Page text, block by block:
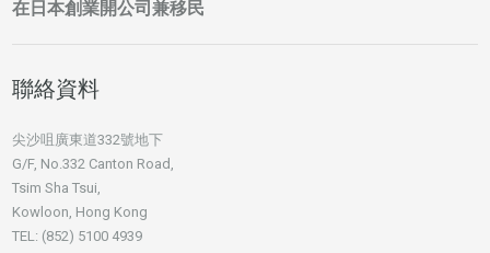
在日本創業開公司兼移民
聯絡資料
尖沙咀廣東道332號地下
G/F, No.332 Canton Road,
Tsim Sha Tsui,
Kowloon, Hong Kong
TEL: (852) 5100 4939